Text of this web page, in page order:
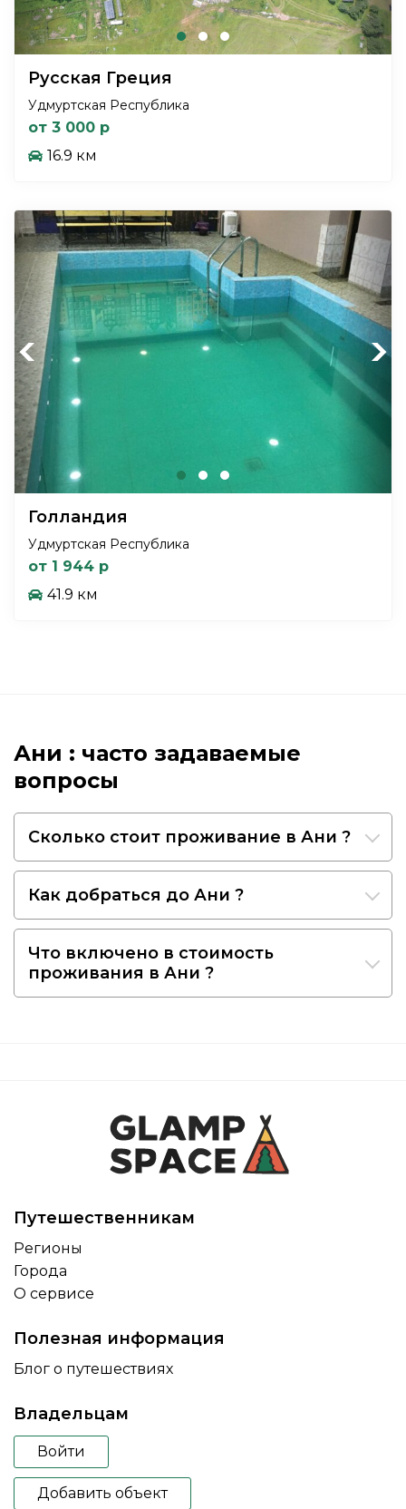
Русская Греция
Удмуртская Республика
от 3 000 р
16.9 км
Previous Next
Голландия
Удмуртская Республика
от 1 944 р
41.9 км
Ани : часто задаваемые
вопросы
Сколько стоит проживание в Ани ?
Как добраться до Ани ?
Что включено в стоимость
проживания в Ани ?
Путешественникам
Регионы
Города
О сервисе
Полезная информация
Блог о путешествиях
Владельцам
Войти
Добавить объект